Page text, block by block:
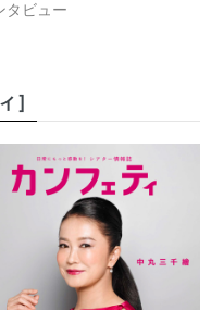
タビュー
］